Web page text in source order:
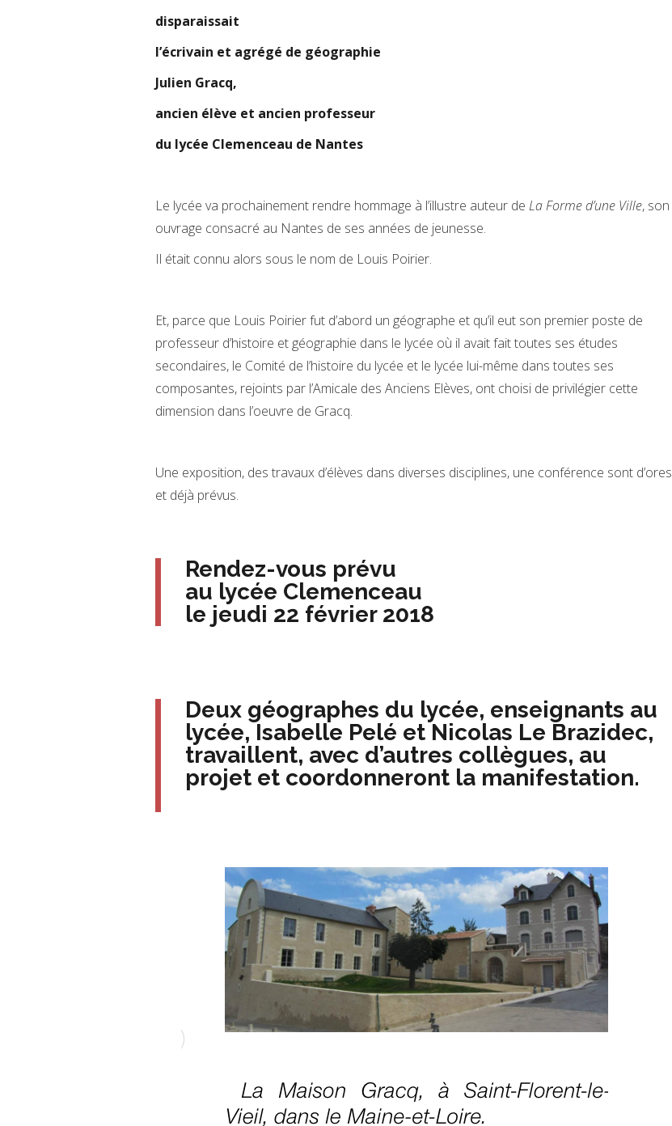
disparaissait
l’écrivain et agrégé de géographie
Julien Gracq,
ancien élève et ancien professeur
du lycée Clemenceau de Nantes
Le lycée va prochainement rendre hommage à l’illustre auteur de La Forme d’une Ville, son
ouvrage consacré au Nantes de ses années de jeunesse.
Il était connu alors sous le nom de Louis Poirier.
Et, parce que Louis Poirier fut d’abord un géographe et qu’il eut son premier poste de
professeur d’histoire et géographie dans le lycée où il avait fait toutes ses études
secondaires, le Comité de l’histoire du lycée et le lycée lui-même dans toutes ses
composantes, rejoints par l’Amicale des Anciens Elèves, ont choisi de privilégier cette
dimension dans l’oeuvre de Gracq.
Une exposition, des travaux d’élèves dans diverses disciplines, une conférence sont d’ores
et déjà prévus.
Rendez-vous prévu
au lycée Clemenceau
le jeudi 22 février 2018
Deux géographes du lycée, enseignants au
lycée, Isabelle Pelé et Nicolas Le Brazidec,
travaillent, avec d’autres collègues, au
projet et coordonneront la manifestation.